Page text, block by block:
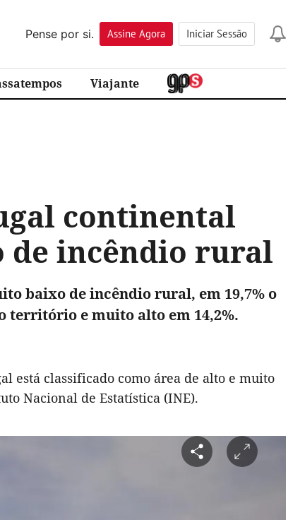
Pense por si.
Assine Agora Iniciar Sessão
Viajante
continental
de incêndio rural
baixo de incêndio rural, em 19,7% o
território e muito alto em 14,2%.
está classificado como área de alto e muito
Nacional de Estatística (INE).